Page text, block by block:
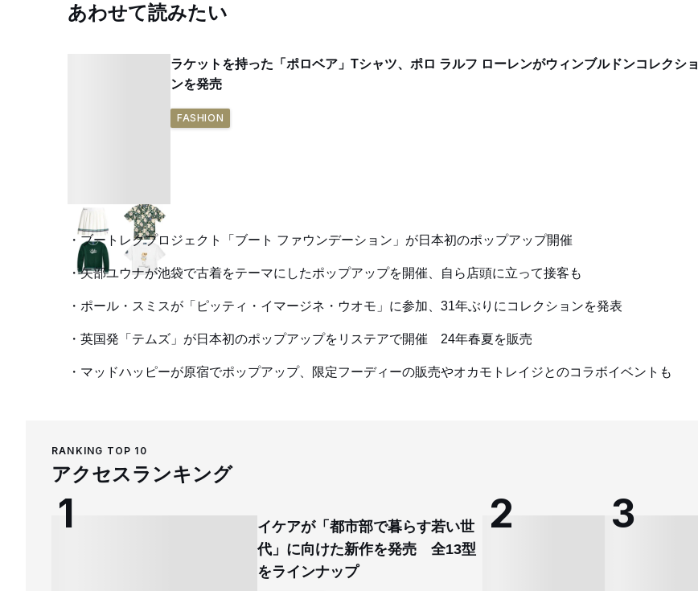
あわせて読みたい
ラケットを持った「ポロベア」Tシャツ、ポロ ラルフ ローレンがウィンブルドンコレクショ
ンを発売
FASHION
ブートレクプロジェクト「ブート ファウンデーション」が日本初のポップアップ開催
矢部ユウナが池袋で古着をテーマにしたポップアップを開催、自ら店頭に立って接客も
ポール・スミスが「ピッティ・イマージネ・ウオモ」に参加、31年ぶりにコレクションを発表
英国発「テムズ」が日本初のポップアップをリステアで開催 24年春夏を販売
マッドハッピーが原宿でポップアップ、限定フーディーの販売やオカモトレイジとのコラボイベントも
RANKING TOP 10
アクセスランキング
イケアが「都市部で暮らす若い世
代」に向けた新作を発売 全13型
をラインナップ